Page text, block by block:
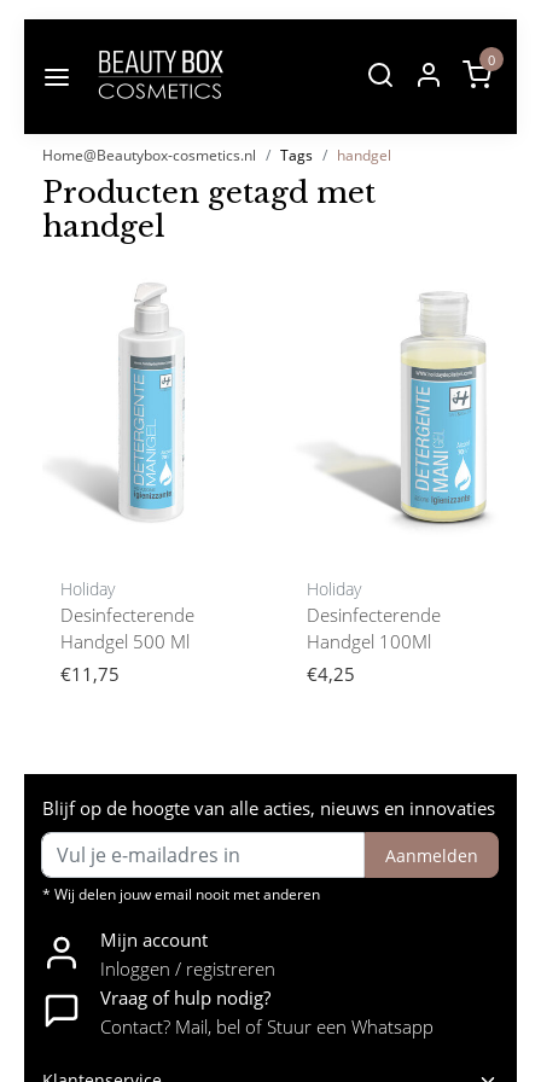
0
Home@Beautybox-cosmetics.nl Tags handgel
Producten getagd met
handgel
Holiday
Desinfecterende
Handgel 500 Ml
€11,75
Holiday
Desinfecterende
Handgel 100Ml
€4,25
Blijf op de hoogte van alle acties, nieuws en innovaties
Aanmelden
* Wij delen jouw email nooit met anderen
Mijn account
Inloggen / registreren
Vraag of hulp nodig?
Contact? Mail, bel of Stuur een Whatsapp